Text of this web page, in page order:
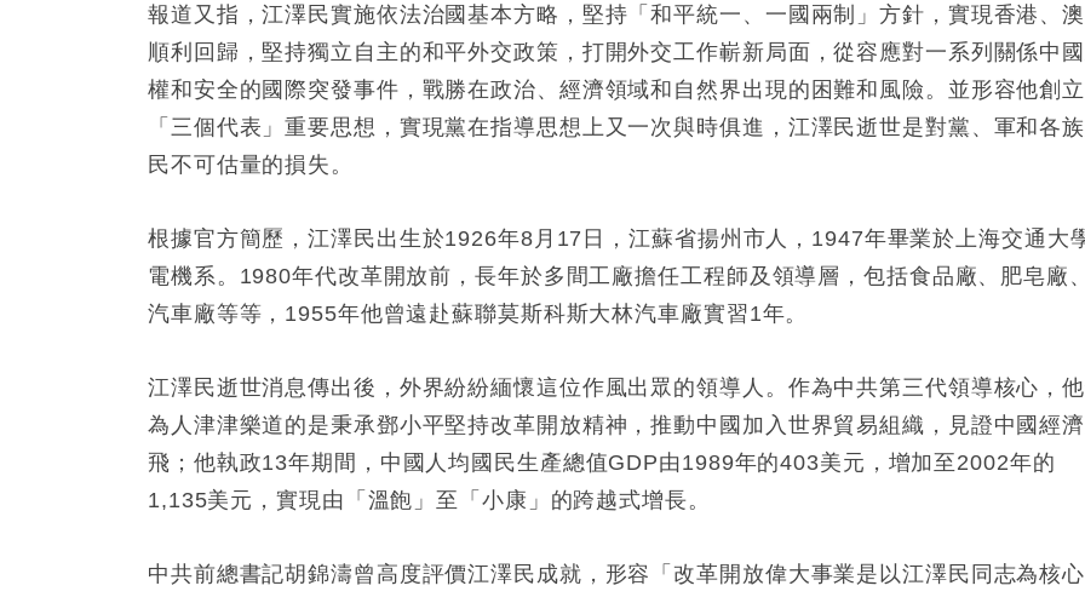
報道又指，江澤民實施依法治國基本方略，堅持「和平統一、一國兩制」方針，實現香港、澳
順利回歸，堅持獨立自主的和平外交政策，打開外交工作嶄新局面，從容應對一系列關係中
權和安全的國際突發事件，戰勝在政治、經濟領域和自然界出現的困難和風險。並形容他創立
「三個代表」重要思想，實現黨在指導思想上又一次與時俱進，江澤民逝世是對黨、軍和各族
民不可估量的損失。
根據官方簡歷，江澤民出生於1926年8月17日，江蘇省揚州市人，1947年畢業於上海交通大
電機系。1980年代改革開放前，長年於多間工廠擔任工程師及領導層，包括食品廠、肥皂廠、
汽車廠等等，1955年他曾遠赴蘇聯莫斯科斯大林汽車廠實習1年。
江澤民逝世消息傳出後，外界紛紛緬懷這位作風出眾的領導人。作為中共第三代領導核心，
為人津津樂道的是秉承鄧小平堅持改革開放精神，推動中國加入世界貿易組織，見證中國經
飛；他執政13年期間，中國人均國民生產總值GDP由1989年的403美元，增加至2002年的
1,135美元，實現由「溫飽」至「小康」的跨越式增長。
中共前總書記胡錦濤曾高度評價江澤民成就，形容「改革開放偉大事業是以江澤民同志為核